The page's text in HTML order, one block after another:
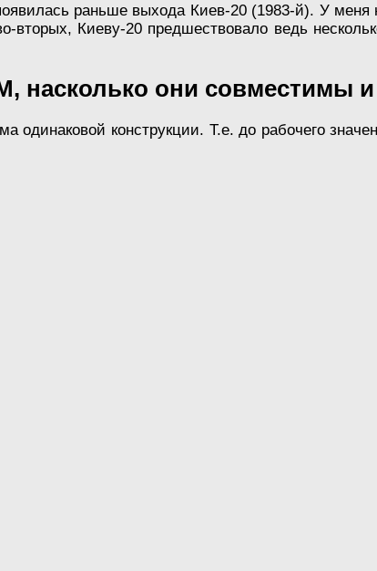
раньше выхода Киев-20 (1983-й). У
вторых, Киеву-20 предшествовало ведь
насколько они совместимы
конструкции. Т.е. до рабочего